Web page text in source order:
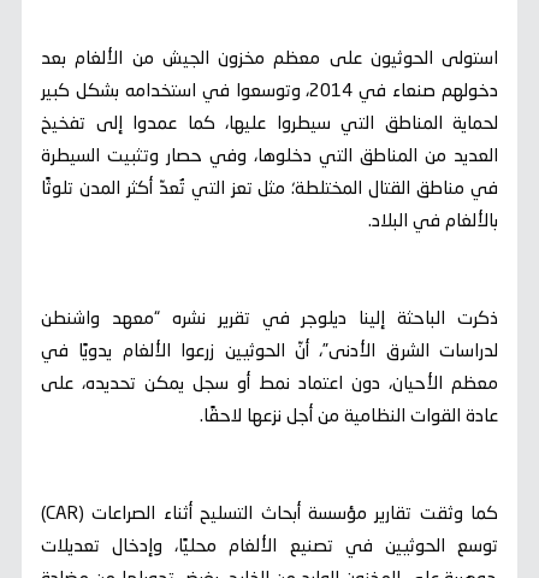
استولى الحوثيون على معظم مخزون الجيش من الألغام بعد
دخولهم صنعاء في 2014، وتوسعوا في استخدامه بشكل كبير
لحماية المناطق التي سيطروا عليها، كما عمدوا إلى تفخيخ
العديد من المناطق التي دخلوها، وفي حصار وتثبيت السيطرة
في مناطق القتال المختلطة؛ مثل تعز التي تُعدّ أكثر المدن تلوثًا
بالألغام في البلاد.
ذكرت الباحثة إلينا ديلوجر في تقرير نشره “معهد واشنطن
لدراسات الشرق الأدنى”، أنّ الحوثيين زرعوا الألغام يدويًا في
معظم الأحيان، دون اعتماد نمط أو سجل يمكن تحديده، على
عادة القوات النظامية من أجل نزعها لاحقًا.
كما وثقت تقارير مؤسسة أبحاث التسليح أثناء الصراعات (CAR)
توسع الحوثيين في تصنيع الألغام محليًا، وإدخال تعديلات